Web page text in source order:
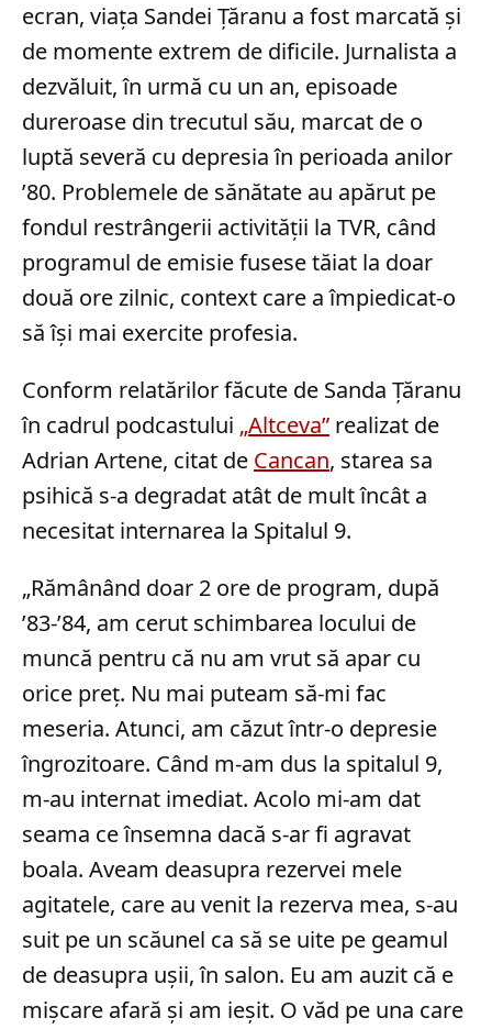
ecran, viața Sandei Țăranu a fost marcată și
de momente extrem de dificile. Jurnalista a
dezvăluit, în urmă cu un an, episoade
dureroase din trecutul său, marcat de o
luptă severă cu depresia în perioada anilor
’80. Problemele de sănătate au apărut pe
fondul restrângerii activității la TVR, când
programul de emisie fusese tăiat la doar
două ore zilnic, context care a împiedicat-o
să își mai exercite profesia.
Conform relatărilor făcute de Sanda Țăranu
în cadrul podcastului „Altceva” realizat de
Adrian Artene, citat de Cancan, starea sa
psihică s-a degradat atât de mult încât a
necesitat internarea la Spitalul 9.
„Rămânând doar 2 ore de program, după
’83-’84, am cerut schimbarea locului de
muncă pentru că nu am vrut să apar cu
orice preţ. Nu mai puteam să-mi fac
meseria. Atunci, am căzut într-o depresie
îngrozitoare. Când m-am dus la spitalul 9,
m-au internat imediat. Acolo mi-am dat
seama ce însemna dacă s-ar fi agravat
boala. Aveam deasupra rezervei mele
agitatele, care au venit la rezerva mea, s-au
suit pe un scăunel ca să se uite pe geamul
de deasupra uşii, în salon. Eu am auzit că e
mişcare afară şi am ieşit. O văd pe una care